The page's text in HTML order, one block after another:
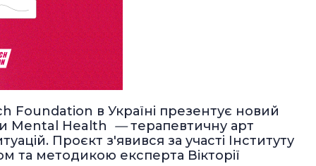
в Україні презентує новий
Mental Health —терапевтичну арт
Проєкт з'явився за участі Інституту
та методикою експерта Вікторії